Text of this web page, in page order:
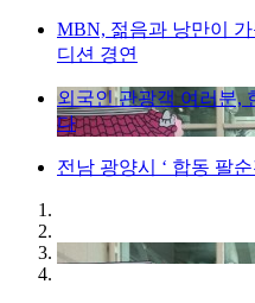
MBN, 젊음과 낭만이 가
디션 경연
외국인 관광객 여러분,
다
전남 광양시 ‘ 합동 팔순